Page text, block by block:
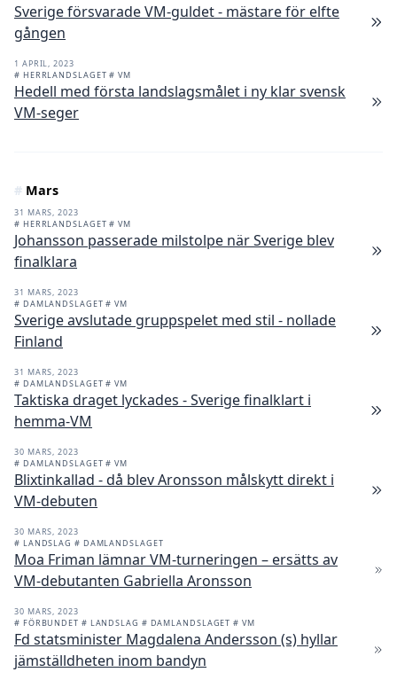
Sverige försvarade VM-guldet - mästare för elfte
gången
1 APRIL, 2023
# HERRLANDSLAGET# VM
Hedell med första landslagsmålet i ny klar svensk
VM-seger
# Mars
31 MARS, 2023
# HERRLANDSLAGET# VM
Johansson passerade milstolpe när Sverige blev
finalklara
31 MARS, 2023
# DAMLANDSLAGET# VM
Sverige avslutade gruppspelet med stil - nollade
Finland
31 MARS, 2023
# DAMLANDSLAGET# VM
Taktiska draget lyckades - Sverige finalklart i
hemma-VM
30 MARS, 2023
# DAMLANDSLAGET# VM
Blixtinkallad - då blev Aronsson målskytt direkt i
VM-debuten
30 MARS, 2023
# LANDSLAG # DAMLANDSLAGET
Moa Friman lämnar VM-turneringen – ersätts av
VM-debutanten Gabriella Aronsson
30 MARS, 2023
# FÖRBUNDET # LANDSLAG # DAMLANDSLAGET# VM
Fd statsminister Magdalena Andersson (s) hyllar
jämställdheten inom bandyn